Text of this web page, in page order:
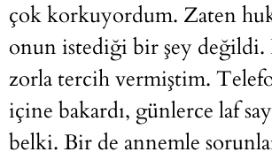
çok korkuyordum. Zaten
onun istediği bir şey değildi.
zorla tercih vermiştim.
içine bakardı, günlerce laf
belki. Bir de annemle